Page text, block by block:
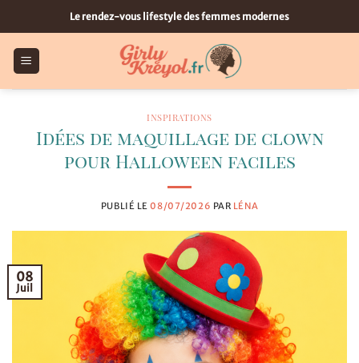
au
contenu
Le rendez-vous lifestyle des femmes modernes
INSPIRATIONS
Idées de maquillage de clown
pour Halloween faciles
PUBLIÉ LE08/07/2026 PAR LÉNA
08
Juil